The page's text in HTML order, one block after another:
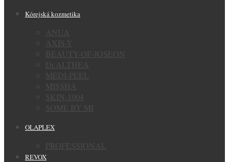
Kórejská kozmetika
ANUA
AXIS-Y
BEAUTY-OF-JOSEON
Dr.ALTHEA
MEDI-PEEL
MISSHA
SKIN-1004
SOME BY MI
OLAPLEX
PROFESSIONAL
REVOX